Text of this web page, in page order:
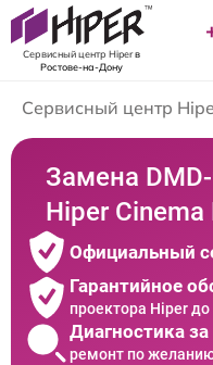
Сервисный центр Hiperв
Ростове-на-Дону
Сервисный центр
Замена
Hiper Cinema
Официальный
Гарантийное
проектора Hiper до
Диагностика
ремонт по